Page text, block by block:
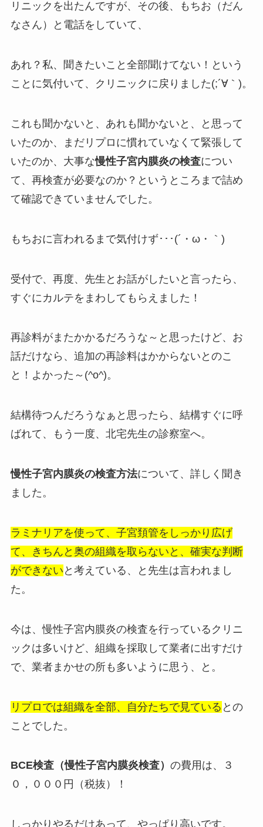
リニックを出たんですが、その後、もちお（だん
なさん）と電話をしていて、
あれ？私、聞きたいこと全部聞けてない！という
ことに気付いて、クリニックに戻りました(;´∀｀)。
これも聞かないと、あれも聞かないと、と思って
いたのか、まだリプロに慣れていなくて緊張して
いたのか、大事な慢性子宮内膜炎の検査につい
て、再検査が必要なのか？というところまで詰め
て確認できていませんでした。
もちおに言われるまで気付けず･･･(´・ω・｀)
受付で、再度、先生とお話がしたいと言ったら、
すぐにカルテをまわしてもらえました！
再診料がまたかかるだろうな～と思ったけど、お
話だけなら、追加の再診料はかからないとのこ
と！よかった～(^o^)。
結構待つんだろうなぁと思ったら、結構すぐに呼
ばれて、もう一度、北宅先生の診察室へ。
慢性子宮内膜炎の検査方法について、詳しく聞き
ました。
ラミナリアを使って、子宮頚管をしっかり広げ
て、きちんと奥の組織を取らないと、確実な判断
ができない と考えている、と先生は言われまし
た。
今は、慢性子宮内膜炎の検査を行っているクリニ
ックは多いけど、組織を採取して業者に出すだけ
で、業者まかせの所も多いように思う、と。
リプロでは組織を全部、自分たちで見ている との
ことでした。
BCE検査（慢性子宮内膜炎検査） の費用は、３
０，０００円（税抜）！
しっかりやるだけあって、やっぱり高いです。